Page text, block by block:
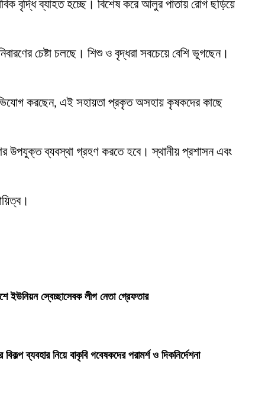
বৃদ্ধি ব্যাহত হচ্ছে। বিশেষ করে আলুর পাতায় রোগ ছড়িয়ে
চেষ্টা চলছে। শিশু ও বৃদ্ধরা সবচেয়ে বেশি ভুগছেন।
করছেন, এই সহায়তা প্রকৃত অসহায় কৃষকদের কাছে
উপযুক্ত ব্যবস্থা গ্রহণ করতে হবে। স্থানীয় প্রশাসন এবং
ইউনিয়ন স্বেচ্ছাসেবক লীগ নেতা গ্রেফতার
বিকল্প ব্যবহার নিয়ে বাকৃবি গবেষকদের পরামর্শ ও দিকনির্দেশনা